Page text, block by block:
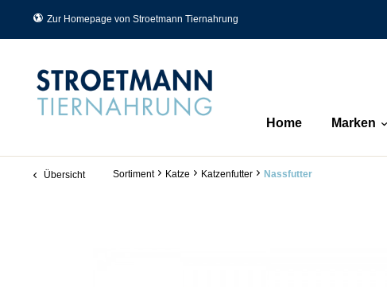
Zur Homepage von Stroetmann Tiernahrung
Home Marken
Übersicht Sortiment Katze Katzenfutter Nassfutter